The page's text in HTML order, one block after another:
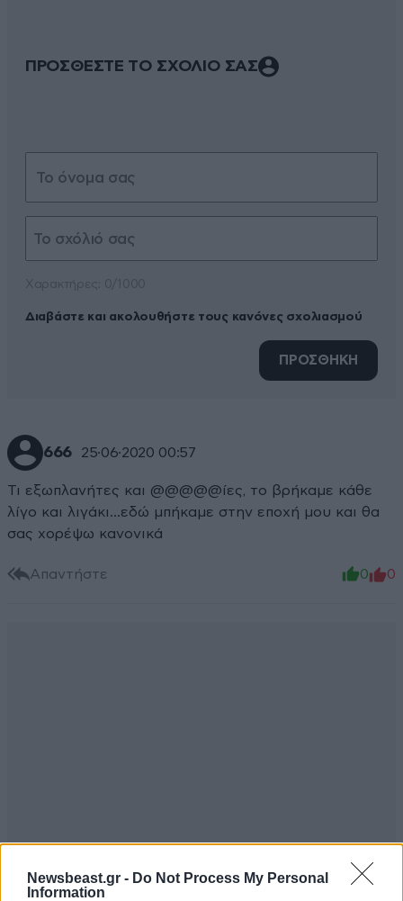
Newsbeast.gr - Do Not Process My Personal
Information
ΠΡΟΣΘΕΣΤΕ ΤΟ ΣΧΟΛΙΟ ΣΑΣ
Διαβάστε και ακολουθήστε τους κανόνες σχολιασμού
ΠΡΟΣΘΗΚΗ
666 25·06·2020 00:57
Τι εξωπλανήτες και @@@@@ίες, το βρήκαμε κάθε
λίγο και λιγάκι...εδώ μπήκαμε στην εποχή μου και θα
σας χορέψω κανονικά
Απαντήστε 0 0